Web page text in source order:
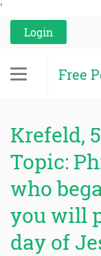
'
Login
Free
Krefeld,
Topic:
who
you will
day of